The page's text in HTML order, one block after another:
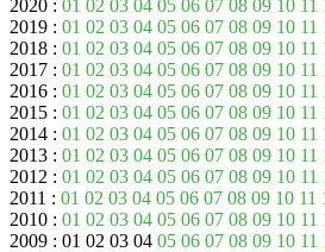
2020 : 01 02 03 04 05 06 07 08 09 10 11
2019 : 01 02 03 04 05 06 07 08 09 10 11
2018 : 01 02 03 04 05 06 07 08 09 10 11
2017 : 01 02 03 04 05 06 07 08 09 10 11
2016 : 01 02 03 04 05 06 07 08 09 10 11
2015 : 01 02 03 04 05 06 07 08 09 10 11
2014 : 01 02 03 04 05 06 07 08 09 10 11
2013 : 01 02 03 04 05 06 07 08 09 10 11
2012 : 01 02 03 04 05 06 07 08 09 10 11
2011 : 01 02 03 04 05 06 07 08 09 10 11
2010 : 01 02 03 04 05 06 07 08 09 10 11
2009 : 01 02 03 04 05 06 07 08 09 10 11